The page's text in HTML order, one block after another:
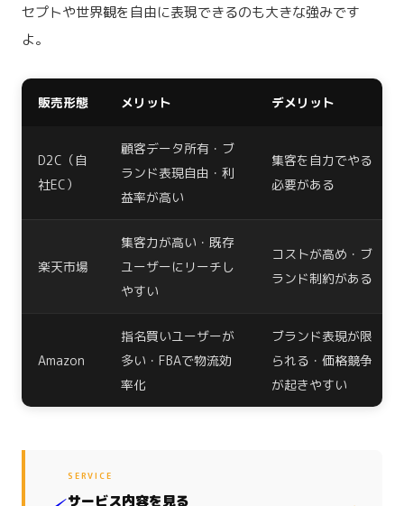
セプトや世界観を自由に表現できるのも大きな強みです
よ。
販売形態 メリット デメリット
D2C（自
社EC）
顧客データ所有・ブ
ランド表現自由・利
益率が高い
集客を自力でやる
必要がある
楽天市場
集客力が高い・既存
ユーザーにリーチし
やすい
コストが高め・ブ
ランド制約がある
Amazon
指名買いユーザーが
多い・FBAで物流効
率化
ブランド表現が限
られる・価格競争
が起きやすい
SERVICE
サービス内容を見る